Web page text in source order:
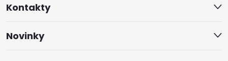
Kontakty
Novinky